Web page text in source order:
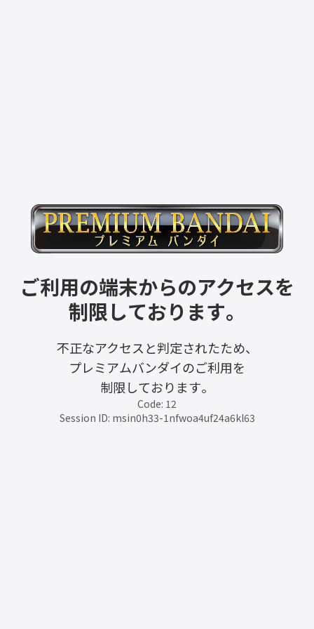
ご利用の端末からのアクセスを
制限しております。
不正なアクセスと判定されたため、
プレミアムバンダイのご利用を
制限しております。
Code: 12
Session ID: msin0h33-1nfwoa4uf24a6kl63